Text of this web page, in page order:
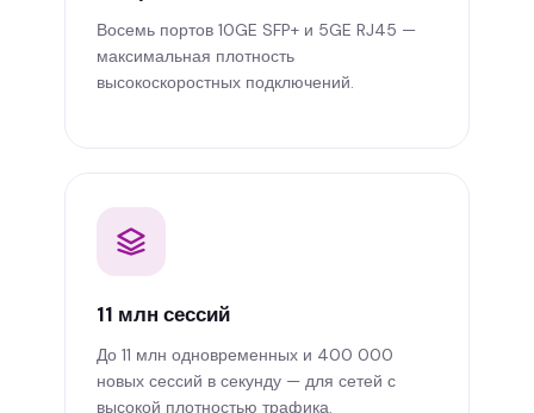
Восемь портов 10GE SFP+ и 5GE RJ45 —
максимальная плотность
высокоскоростных подключений.
11 млн сессий
До 11 млн одновременных и 400 000
новых сессий в секунду — для сетей с
высокой плотностью трафика.